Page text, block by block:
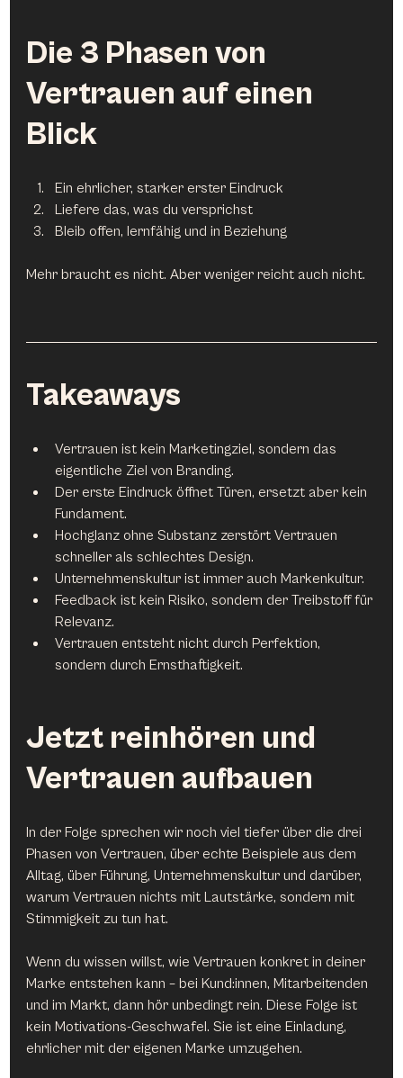
Die 3 Phasen von
Vertrauen auf einen
Blick
Ein ehrlicher, starker erster Eindruck
Liefere das, was du versprichst
Bleib offen, lernfähig und in Beziehung
Mehr braucht es nicht. Aber weniger reicht auch nicht.
Takeaways
Vertrauen ist kein Marketingziel, sondern das
eigentliche Ziel von Branding.
Der erste Eindruck öffnet Türen, ersetzt aber kein
Fundament.
Hochglanz ohne Substanz zerstört Vertrauen
schneller als schlechtes Design.
Unternehmenskultur ist immer auch Markenkultur.
Feedback ist kein Risiko, sondern der Treibstoff für
Relevanz.
Vertrauen entsteht nicht durch Perfektion,
sondern durch Ernsthaftigkeit.
Jetzt reinhören und
Vertrauen aufbauen
In der Folge sprechen wir noch viel tiefer über die drei
Phasen von Vertrauen, über echte Beispiele aus dem
Alltag, über Führung, Unternehmenskultur und darüber,
warum Vertrauen nichts mit Lautstärke, sondern mit
Stimmigkeit zu tun hat.
Wenn du wissen willst, wie Vertrauen konkret in deiner
Marke entstehen kann – bei Kund:innen, Mitarbeitenden
und im Markt, dann hör unbedingt rein. Diese Folge ist
kein Motivations-Geschwafel. Sie ist eine Einladung,
ehrlicher mit der eigenen Marke umzugehen.